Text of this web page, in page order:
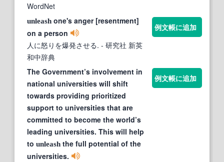
WordNet
unleash one's anger [resentment]
on a person
人に怒りを爆発させる. - 研究社 新英
和中辞典
例文帳に追加
The Government’s involvement in
national universities will shift
towards providing prioritized
support to universities that are
committed to become the world’s
leading universities. This will help
to unleash the full potential of the
universities.
例文帳に追加